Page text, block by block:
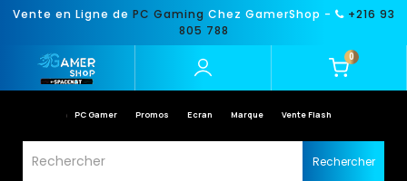
Vente en Ligne de PC Gaming Chez GamerShop -
+216 93
805 788
0
PC Gamer Promos Ecran Marque Vente Flash
Rechercher